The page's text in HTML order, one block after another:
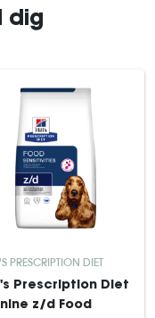
dig
PRESCRIPTION DIET
Prescription Diet
z/d Food